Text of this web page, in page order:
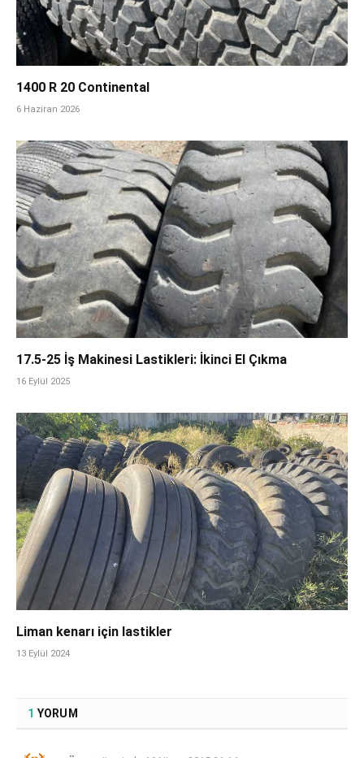
1400 R 20 Continental
6 Haziran 2026
17.5-25 İş Makinesi Lastikleri: İkinci El Çıkma
16 Eylül 2025
Liman kenarı için lastikler
13 Eylül 2024
1 YORUM